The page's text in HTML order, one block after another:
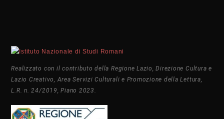
Realizzato con il contributo della Regione Lazio, Direzione Cultura e
Lazio Creativo, Area Servizi Culturali e Promozione della Lettura,
L.R. n. 24/2019, Piano 2023.